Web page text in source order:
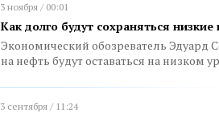
3 ноября / 00:01
Как долго будут сохраняться
Экономический обозреватель Эдуард
на нефть будут оставаться на низком
3 сентября / 11:24